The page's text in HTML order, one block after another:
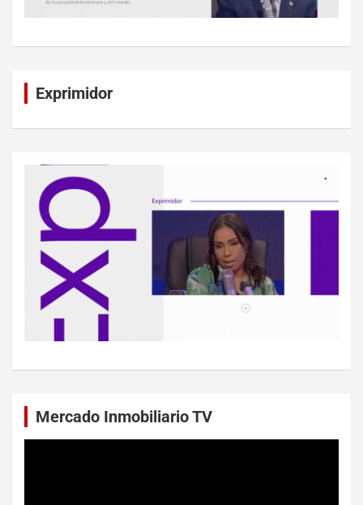
Exprimidor
Mercado Inmobiliario TV